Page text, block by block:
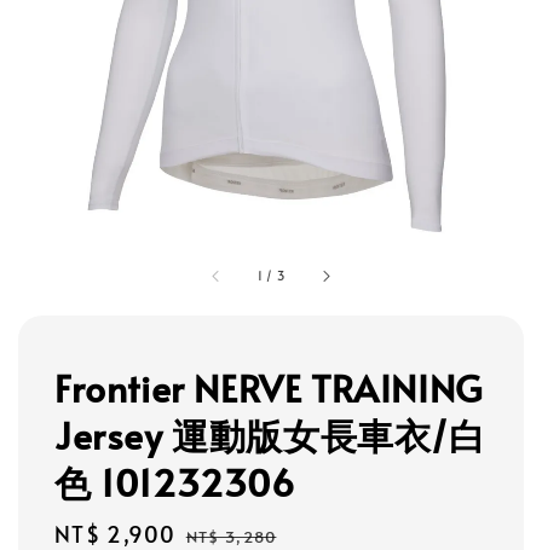
1 / 3
Frontier NERVE TRAINING
Jersey 運動版女長車衣/白
色 101232306
Sale
NT$ 2,900 Regular
NT$ 3,280